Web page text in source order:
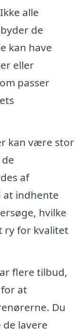
Ikke alle
de
kan have
eller
passer
kan være stor
af
at indhente
hvilke
ry for kvalitet
flere tilbud,
at
Du
de lavere